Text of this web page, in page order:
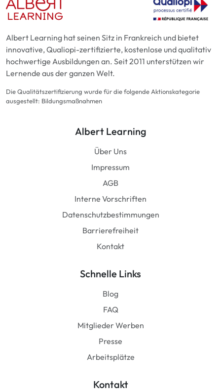
Albert Learning hat seinen Sitz in Frankreich und bietet
innovative, Qualiopi-zertifizierte, kostenlose und qualitativ
hochwertige Ausbildungen an. Seit 2011 unterstützen wir
Lernende aus der ganzen Welt.
Die Qualitätszertifizierung wurde für die folgende Aktionskategorie
ausgestellt: Bildungsmaßnahmen
Albert Learning
Über Uns
Impressum
AGB
Interne Vorschriften
Datenschutzbestimmungen
Barrierefreiheit
Kontakt
Schnelle Links
Blog
FAQ
Mitglieder Werben
Presse
Arbeitsplätze
Kontakt